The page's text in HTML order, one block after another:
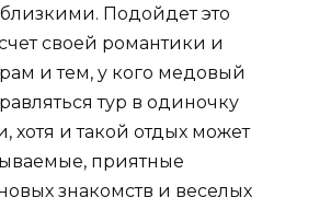
Подойдет это
своей романтики и
и тем, у кого медовый
тур в одиночку
хотя и такой отдых может
приятные
знакомств и веселых